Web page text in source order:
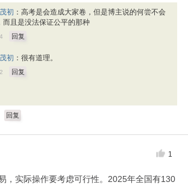
初 ：高考是会造成大家卷，但是博主说的何尝不会
而且是没法保证公平的那种
回复
初 ：很有道理。
回复
回复
1
，实际操作要考虑可行性。2025年全国有130